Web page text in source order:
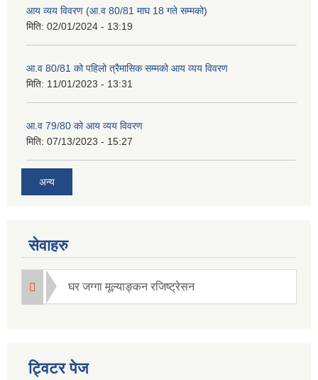
आय व्यय विवरण (आ.व 80/81 माघ 18 गते सम्मको)
मिति: 02/01/2024 - 13:19
आ.व 80/81 को पहिलो त्रैमासिक सम्मको आय व्यय विवरण
मिति: 11/01/2023 - 13:31
आ.व 79/80 को आय व्यय विवरण
मिति: 07/13/2023 - 15:27
अन्य
सेवाहरु
घर जग्गा मूल्याङ्कन रजिष्ट्रेसन
ट्विटर पेज